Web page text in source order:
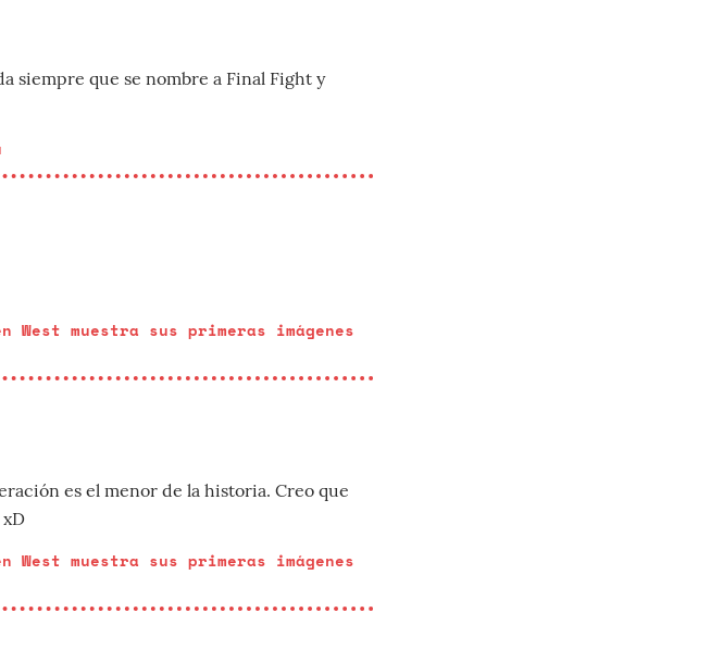
siempre que se nombre a Final Fight y
West muestra sus primeras imágenes
es el menor de la historia. Creo que
West muestra sus primeras imágenes